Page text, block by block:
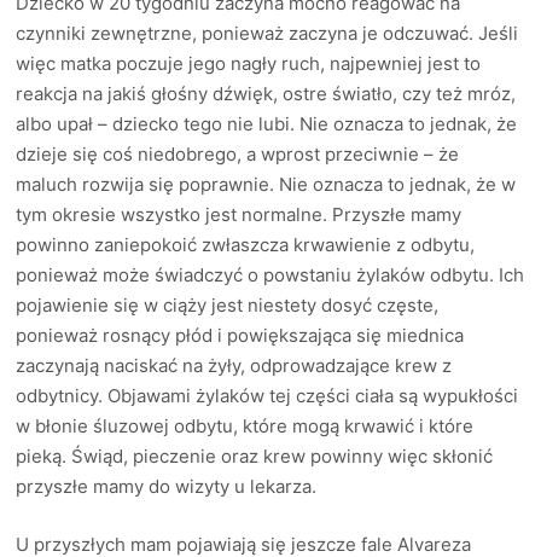
czynniki zewnętrzne, ponieważ zaczyna je odczuwać. Jeśli
więc matka poczuje jego nagły ruch, najpewniej jest to
reakcja na jakiś głośny dźwięk, ostre światło, czy też mróz,
albo upał – dziecko tego nie lubi. Nie oznacza to jednak, że
dzieje się coś niedobrego, a wprost przeciwnie – że
maluch rozwija się poprawnie. Nie oznacza to jednak, że w
tym okresie wszystko jest normalne. Przyszłe mamy
powinno zaniepokoić zwłaszcza krwawienie z odbytu,
ponieważ może świadczyć o powstaniu żylaków odbytu. Ich
pojawienie się w ciąży jest niestety dosyć częste,
ponieważ rosnący płód i powiększająca się miednica
zaczynają naciskać na żyły, odprowadzające krew z
odbytnicy. Objawami żylaków tej części ciała są wypukłości
w błonie śluzowej odbytu, które mogą krwawić i które
pieką. Świąd, pieczenie oraz krew powinny więc skłonić
przyszłe mamy do wizyty u lekarza.
U przyszłych mam pojawiają się jeszcze fale Alvareza